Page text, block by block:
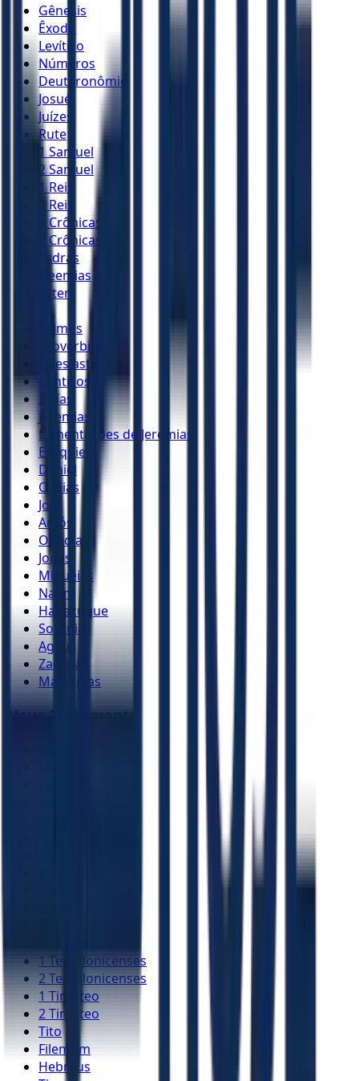
Gênesis
Êxodo
Levítico
Números
Deuteronômio
Josué
Juízes
Rute
1 Samuel
2 Samuel
1 Reis
2 Reis
1 Crônicas
2 Crônicas
Esdras
Neemias
Ester
Salmos
Provérbios
Eclesiastes
Cânticos
Isaías
Jeremias
Lamentações de Jeremias
Ezequiel
Daniel
Oséias
Joel
Amós
Obadias
Jonas
Miquéias
Naum
Habacuque
Sofonias
Ageu
Zacarias
Malaquias
Novo Testamento
1 Tessalonicenses
2 Tessalonicenses
1 Timóteo
2 Timóteo
Tito
Filemom
Hebreus